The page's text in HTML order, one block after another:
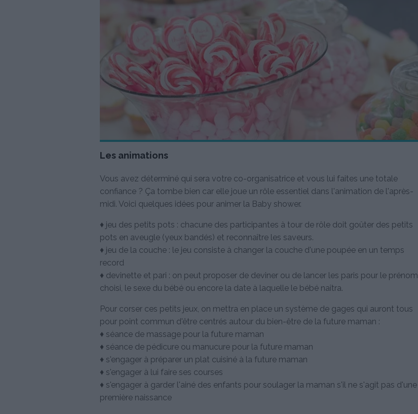
Les animations
Vous avez déterminé qui sera votre co-organisatrice et vous lui faites une totale
confiance ? Ça tombe bien car elle joue un rôle essentiel dans l'animation de l'après-
midi. Voici quelques idées pour animer la Baby shower.
♦ jeu des petits pots : chacune des participantes à tour de rôle doit goûter des petits
pots en aveugle (yeux bandés) et reconnaître les saveurs.
♦ jeu de la couche : le jeu consiste à changer la couche d'une poupée en un temps
record
♦ devinette et pari : on peut proposer de deviner ou de lancer les paris pour le prénom
choisi, le sexe du bébé ou encore la date à laquelle le bébé naîtra.
Pour corser ces petits jeux, on mettra en place un système de gages qui auront tous
pour point commun d'être centrés autour du bien-être de la future maman :
♦ séance de massage pour la future maman
♦ séance de pédicure ou manucure pour la future maman
♦ s'engager à préparer un plat cuisiné à la future maman
♦ s'engager à lui faire ses courses
♦ s'engager à garder l'ainé des enfants pour soulager la maman s'il ne s'agit pas d'une
première naissance